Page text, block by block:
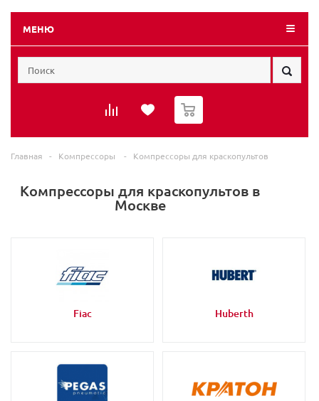
МЕНЮ
0
Главная - Компрессоры - Компрессоры для краскопультов
Компрессоры для краскопультов в
Москве
Fiac Huberth